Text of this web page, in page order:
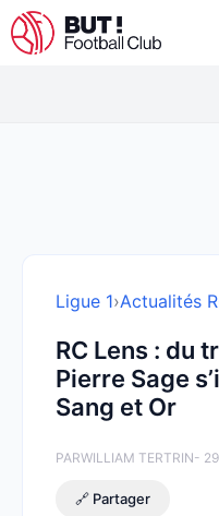
Aller
au
Ligue 1›Actualités
RC Lens : du
Pierre Sage
Sang et Or
PARWILLIAM TERTRIN-
🔗 Partager